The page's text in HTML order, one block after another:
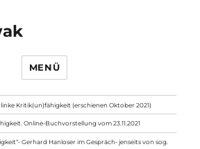
MENÜ
Kritik(un)fähigkeit (erschienen Oktober 2021)
Online-Buchvorstellung vom 23.11.2021
Gerhard Hanloser im Gespräch- jenseits von sog.